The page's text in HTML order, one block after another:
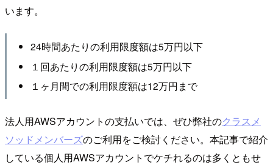
います。
24時間あたりの利用限度額は5万円以下
１回あたりの利用限度額は5万円以下
１ヶ月間での利用限度額は12万円まで
法人用AWSアカウントの支払いでは、ぜひ弊社のクラスメ
ソッドメンバーズのご利用をご検討ください。本記事で紹介
している個人用AWSアカウントでケチれるのは多くともせ